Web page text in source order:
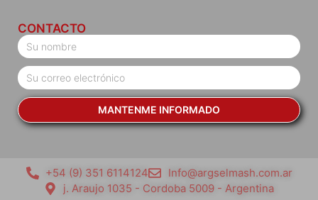
CONTACTO
MANTENME INFORMADO
+54 (9) 351 6114124
Info@argselmash.com.ar
j. Araujo 1035 - Cordoba 5009 - Argentina